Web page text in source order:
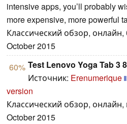
intensive apps, you’ll probably
more expensive, more powerful
Классический обзор,
October 2015
60% Test Lenovo Yoga Tab 3
Источник: Erenumerique
version
Классический обзор,
October 2015